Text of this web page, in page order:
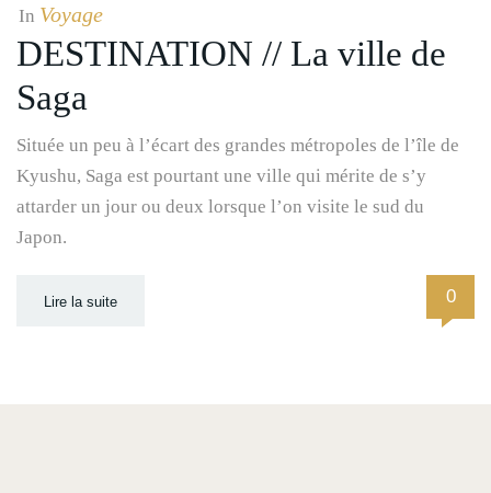
In Voyage
DESTINATION // La ville de
Saga
Située un peu à l’écart des grandes métropoles de l’île de
Kyushu, Saga est pourtant une ville qui mérite de s’y
attarder un jour ou deux lorsque l’on visite le sud du
Japon.
Lire la suite 0